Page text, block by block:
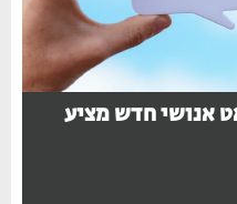
אנושי חדש מציע